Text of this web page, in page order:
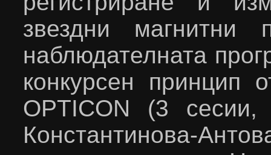
звездни магнитни
наблюдателната
конкурсен принцип
OPTICON (3
Константинова-